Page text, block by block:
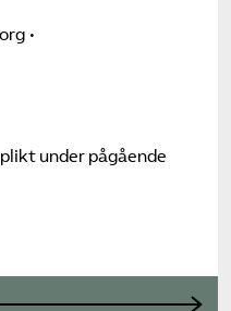
under pågående